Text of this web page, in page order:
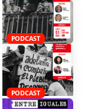
PODCAST
PODCAST